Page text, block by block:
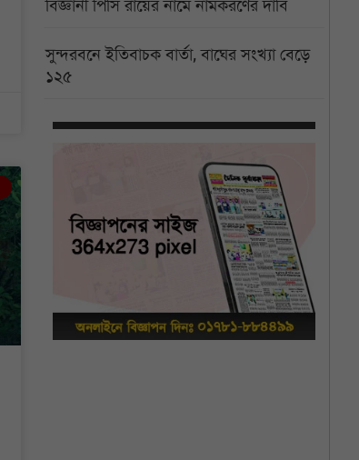
বিজ্ঞানী পিসি রায়ের নামে নামকরণের দাবি
সুন্দরবনে ইতিবাচক বার্তা, বাঘের সংখ্যা বেড়ে
১২৫